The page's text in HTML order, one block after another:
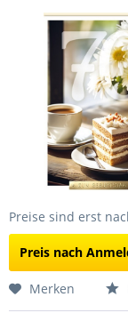
Preise sind erst
Preis nach
Merken